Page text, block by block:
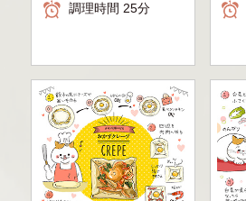
調理時間 25分